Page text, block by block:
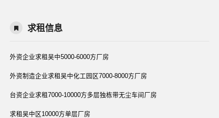
求租信息
外资企业求租吴中5000-6000方厂房
外资制造企业求租吴中化工园区7000-8000方厂房
台资企业求租7000-10000方多层独栋带无尘车间厂房
求租吴中区10000方单层厂房